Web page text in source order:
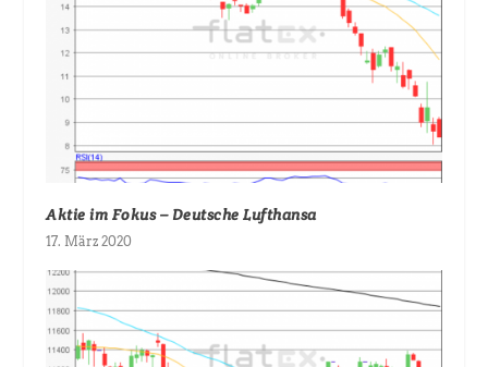
Aktie im Fokus – Deutsche Lufthansa
17. März 2020